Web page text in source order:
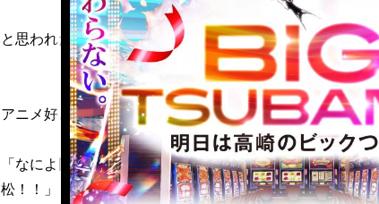
と思われたかもしれません。
アニメ好きの方はタイトルを読んで、
「なによ岡井のヤツ、アタシの大好きなおそ松さんにケ
松！！」